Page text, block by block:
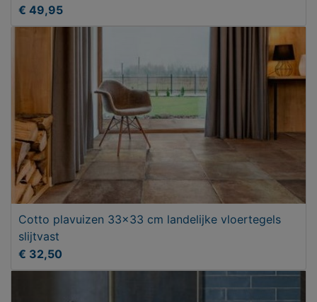
€ 49,95
Cotto plavuizen 33x33 cm landelijke vloertegels
slijtvast
€ 32,50